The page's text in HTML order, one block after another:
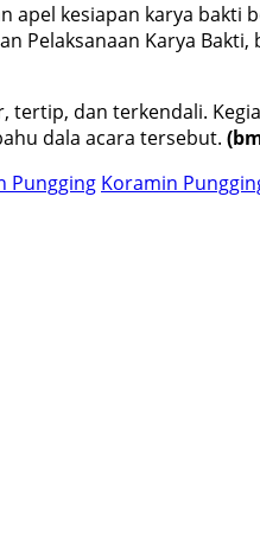
kesiapan karya bakti
Pelaksanaan Karya
tertip, dan terkendali.
dala acara tersebut.
Pungging Koramin